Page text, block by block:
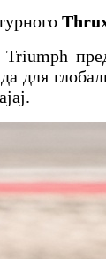
Triumph
для